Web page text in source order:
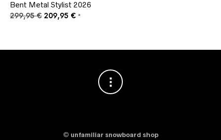
Bent Metal Stylist 2026
299,95€ Ursprünglicher
209,95 €Aktueller
*
© unfamiliar snowboard shop